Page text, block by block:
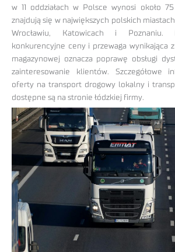
w 11 oddziałach w Polsce wynosi około
znajdują się w największych polskich
Wrocławiu, Katowicach i Poznaniu.
konkurencyjne ceny i przewaga wynikająca
magazynowej oznacza poprawę obsługi
zainteresowanie klientów. Szczegółowe
oferty na transport drogowy lokalny i
dostępne są na stronie łódzkiej firmy.